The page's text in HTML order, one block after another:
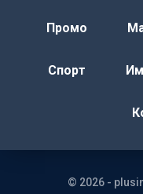
Промо
Спорт
© 2026 -